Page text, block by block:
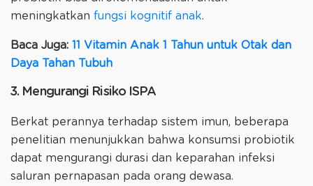
meningkatkan fungsi kognitif anak.
Baca Juga: 11 Vitamin Anak 1 Tahun untuk Otak dan
Daya Tahan Tubuh
3. Mengurangi Risiko ISPA
Berkat perannya terhadap sistem imun, beberapa
penelitian menunjukkan bahwa konsumsi probiotik
dapat mengurangi durasi dan keparahan infeksi
saluran pernapasan pada orang dewasa.